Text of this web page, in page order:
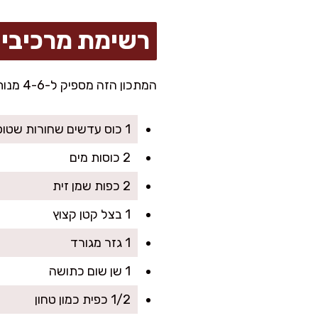
רשימת
המתכון הזה מספיק ל-4-6 מנות, מושלם כתוספת חמה או כסלט קר.
1 כוס עדשים שחורות שטופות
2 כוסות מים
2 כפות שמן זית
1 בצל קטן קצוץ
1 גזר מגורד
1 שן שום כתושה
1/2 כפית כמון טחון